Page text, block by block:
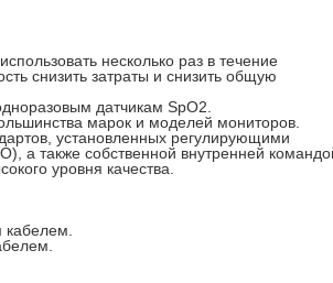
несколько раз в течение
снизить затраты и снизить общую
датчикам SpO2.
марок и моделей мониторов.
установленных регулирующими
а также собственной внутренней
уровня качества.